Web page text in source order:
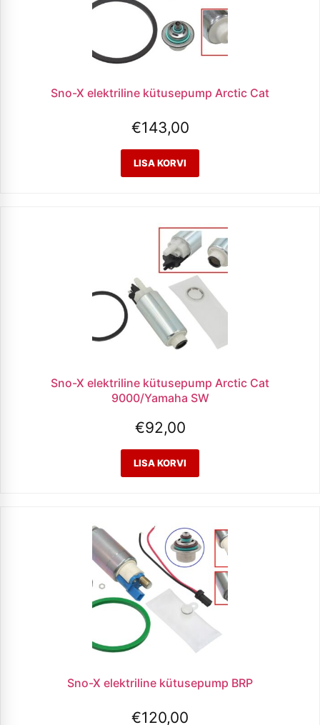
Sno-X elektriline kütusepump Arctic Cat
€143,00
Sno-X elektriline kütusepump Arctic Cat
9000/Yamaha SW
€92,00
Sno-X elektriline kütusepump BRP
€120,00